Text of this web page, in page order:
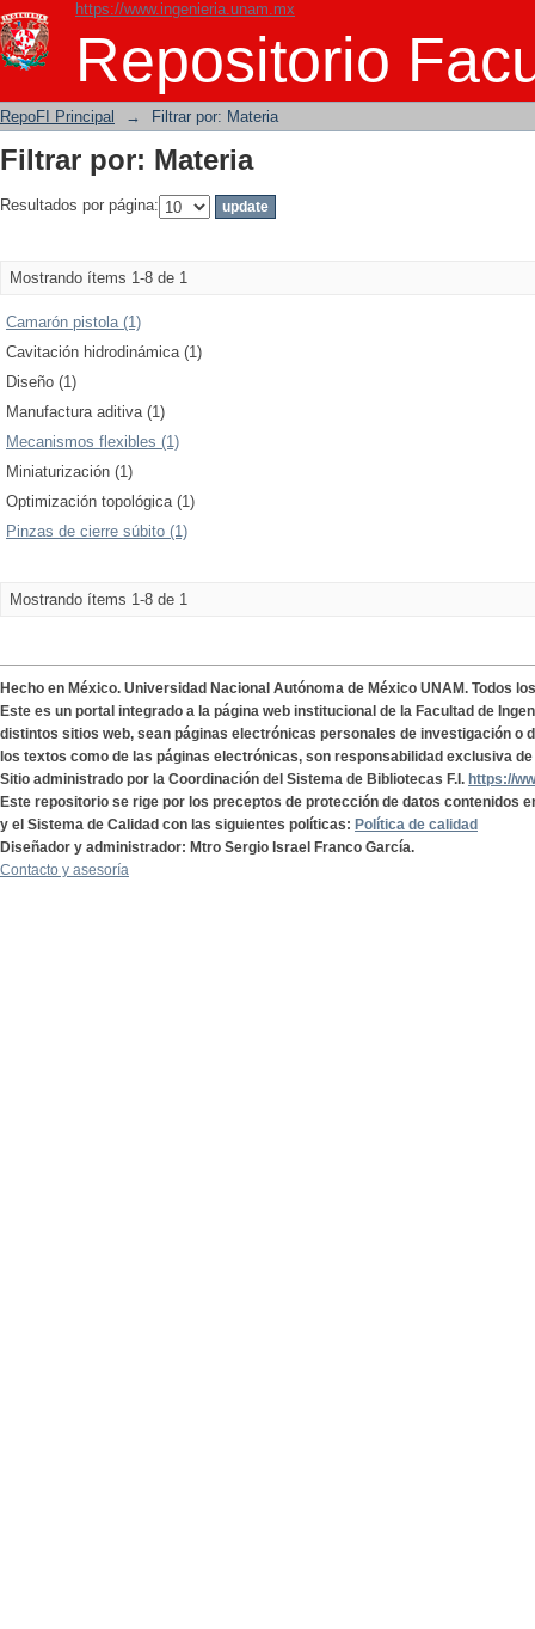
https://www.ingenieria.unam.mx
Repositorio
Filtrar por: Materia
RepoFI Principal → Filtrar por: Materia
Filtrar por: Materia
Resultados por página:
Mostrando ítems 1-8 de 1
Camarón pistola (1)
Cavitación hidrodinámica (1)
Diseño (1)
Manufactura aditiva (1)
Mecanismos flexibles (1)
Miniaturización (1)
Optimización topológica (1)
Pinzas de cierre súbito (1)
Mostrando ítems 1-8 de 1
Hecho en México. Universidad Nacional Autónoma de México UNAM. Todos
Este es un portal integrado a la página web institucional de la Facultad de
distintos sitios web, sean páginas electrónicas personales de investigación o
los textos como de las páginas electrónicas, son responsabilidad exclusiva
Sitio administrado por la Coordinación del Sistema de Bibliotecas F.I. https://
Este repositorio se rige por los preceptos de protección de datos contenidos
y el Sistema de Calidad con las siguientes políticas: Política de calidad
Diseñador y administrador: Mtro Sergio Israel Franco García.
Contacto y asesoría